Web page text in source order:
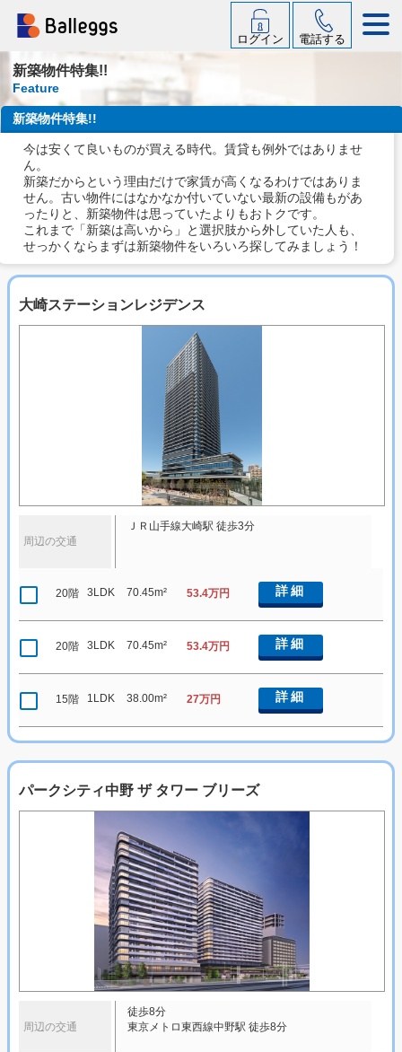
ログイン 電話する
新築物件特集!!
Feature
新築物件特集!!
今は安くて良いものが買える時代。賃貸も例外ではありませ
ん。
新築だからという理由だけで家賃が高くなるわけではありま
せん。古い物件にはなかなか付いていない最新の設備もがあ
ったりと、新築物件は思っていたよりもおトクです。
これまで「新築は高いから」と選択肢から外していた人も、
せっかくならまずは新築物件をいろいろ探してみましょう！
大崎ステーションレジデンス
周辺の交通
ＪＲ山手線大崎駅 徒歩3分
20階 3LDK 70.45m² 53.4万円 詳細
20階 3LDK 70.45m² 53.4万円 詳細
15階 1LDK 38.00m² 27万円 詳細
パークシティ中野 ザ タワー ブリーズ
周辺の交通
徒歩8分
東京メトロ東西線中野駅 徒歩8分